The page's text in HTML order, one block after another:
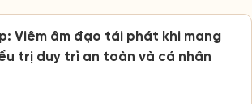
Viêm âm đạo tái phát khi mang
trị duy trì an toàn và cá nhân